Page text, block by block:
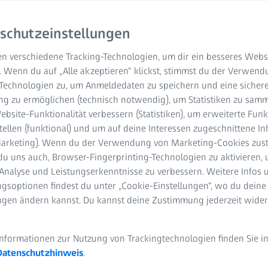
Technik von ZEISS auf der virtuellen
Planetarien
Planetarien
anlässlich der Tagung der Gesellschaft Deutschsprachiger
seine neue Technik zur Integration von beliebigen
ist eine neuentwickelte Software- und Hardware-Lösung, die
Darstellung an der Planetariumskuppel zu nutzen. Bislang
verschiedene Tracking-Technologien, um dir ein besseres
Wenn du auf „Alle akzeptieren“ klickst, stimmst du der
zu, um Anmeldedaten zu speichern und eine sichere
zu ermöglichen (technisch notwendig), um Statistiken zu
Funktionalität verbessern (Statistiken), um erweiterte
(funktional) und um auf deine Interessen zugeschnittene
Wenn du der Verwendung von Marketing-Cookies
uns auch, Browser-Fingerprinting-Technologien zu aktivieren,
und Leistungserkenntnisse zu verbessern. Weitere Infos
findest du unter „Cookie-Einstellungen“, wo du deine
ändern kannst. Du kannst deine Zustimmung jederzeit
zur Nutzung von Trackingtechnologien finden Sie in
.